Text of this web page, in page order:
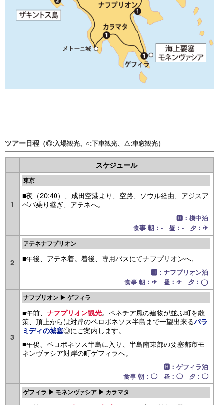
ツアー日程 （◎:入場観光、○:下車観光、△:車窓観光）
スケジュール
1
東京
■夜（20:40）、成田空港より、空路、ソウル経由、アジスア
ベバ乗り継ぎ、アテネへ。
🅷：機中泊
食事 朝：- 昼：- 夕：✈
2
アテネナフプリオン
■午後、アテネ着。着後、専用バスにてナフプリオンへ。
🅷：ナフプリオン泊
食事 朝：✈ 昼：✈ 夕：◯
3
ナフプリオン ▶ ゲフィラ
■午前、 ナフプリオン観光。ベネチア風の建物が並ぶ町を散
策、頂上からは対岸のペロポネソス半島まで一望出来るパラ
ミディの城塞◎にご案内します。
■午後、ペロポネソス半島に入り、半島南東部の要塞都市モ
ネンヴァシア対岸の町ゲフィラへ。
🅷：ゲフィラ泊
食事 朝：◯ 昼：◯ 夕：◯
ゲフィラ ▶ モネンヴァシア ▶ カラマタ